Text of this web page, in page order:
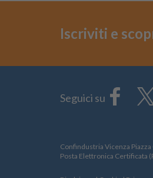
Iscriviti e
Seguici su
Confindustria Vicenza Piazza
Posta Elettronica Certificata